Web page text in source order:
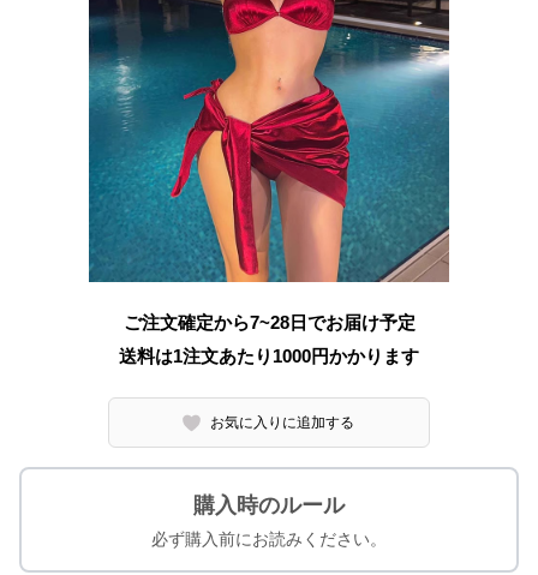
ご注文確定から7~28日でお届け予定
送料は1注文あたり 1000円かかります
お気に入りに追加する
購入時のルール
必ず購入前にお読みください。